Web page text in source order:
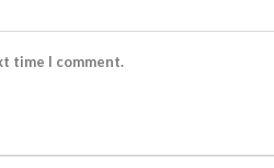
time I comment.